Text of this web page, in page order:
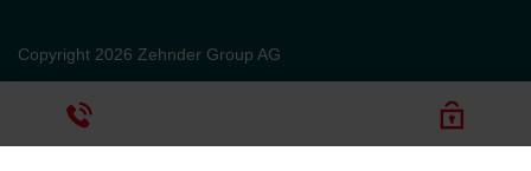
Copyright 2026 Zehnder Group AG